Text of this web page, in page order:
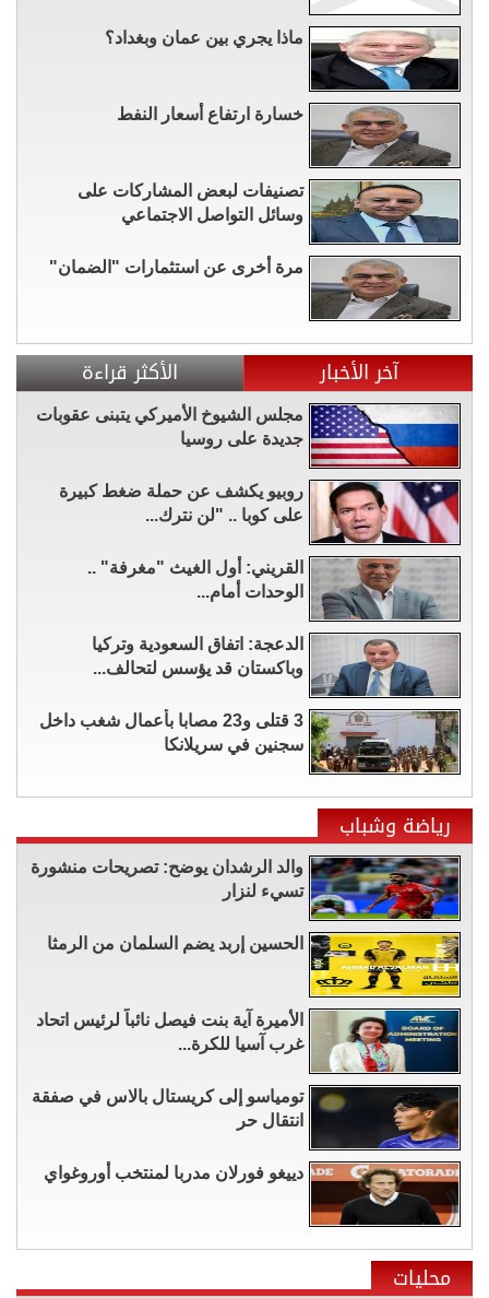
ماذا يجري بين عمان وبغداد؟
خسارة ارتفاع أسعار النفط
تصنيفات لبعض المشاركات على
وسائل التواصل الاجتماعي
مرة أخرى عن استثمارات "الضمان"
آخر الأخبار الأكثر قراءة
مجلس الشيوخ الأميركي يتبنى عقوبات
جديدة على روسيا
روبيو يكشف عن حملة ضغط كبيرة
على كوبا .. "لن نترك...
القريني: أول الغيث "مغرفة" ..
الوحدات أمام...
الدعجة: اتفاق السعودية وتركيا
وباكستان قد يؤسس لتحالف...
3 قتلى و23 مصابا بأعمال شغب داخل
سجنين في سريلانكا
رياضة وشباب
والد الرشدان يوضح: تصريحات منشورة
تسيء لنزار
الحسين إربد يضم السلمان من الرمثا
الأميرة آية بنت فيصل نائباً لرئيس اتحاد
غرب آسيا للكرة...
تومياسو إلى كريستال بالاس في صفقة
انتقال حر
دييغو فورلان مدربا لمنتخب أوروغواي
محليات